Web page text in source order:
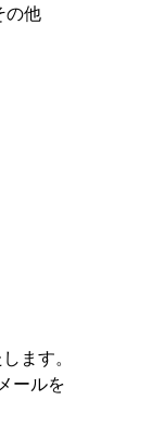
の他
ます。
ールを